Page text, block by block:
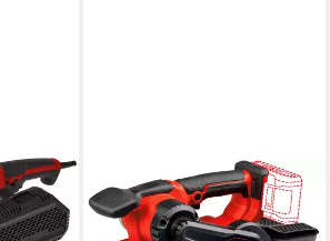
850 E
EINHELL
Akku-Bandschleifer TP-BS
18/457 Li BL - Solo